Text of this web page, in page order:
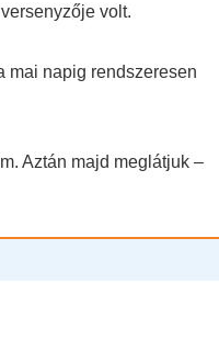
volt.
mai napig rendszeresen
Aztán majd meglátjuk –